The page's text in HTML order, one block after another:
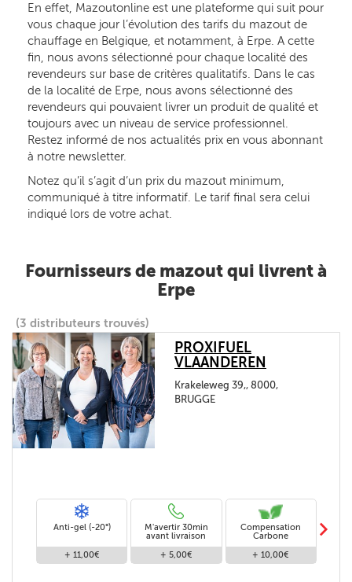
En effet, Mazoutonline est une plateforme qui suit pour
vous chaque jour l’évolution des tarifs du mazout de
chauffage en Belgique, et notamment, à Erpe. A cette
fin, nous avons sélectionné pour chaque localité des
revendeurs sur base de critères qualitatifs. Dans le cas
de la localité de Erpe, nous avons sélectionné des
revendeurs qui pouvaient livrer un produit de qualité et
toujours avec un niveau de service professionnel.
Restez informé de nos actualités prix en vous abonnant
à notre newsletter.
Notez qu’il s’agit d’un prix du mazout minimum,
communiqué à titre informatif. Le tarif final sera celui
indiqué lors de votre achat.
Fournisseurs de mazout qui livrent à
Erpe
(3 distributeurs trouvés)
PROXIFUEL
VLAANDEREN
Krakeleweg 39,, 8000,
BRUGGE
Anti-gel (-20°)
+ 11,00€
M'avertir 30min
avant livraison
+ 5,00€
Compensation
Carbone
+ 10,00€
m